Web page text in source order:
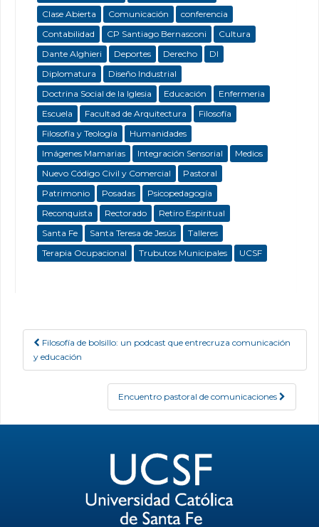
Clase Abierta
Comunicación
conferencia
Contabilidad
CP Santiago Bernasconi
Cultura
Dante Alghieri
Deportes Derecho
DI
Diplomatura
Diseño Industrial
Doctrina Social de la Iglesia
Educación
Enfermeria
Escuela
Facultad de Arquitectura
Filosofía
Filosofía y Teología
Humanidades
Imágenes Mamarias
Integración Sensorial
Medios
Nuevo Código Civil y Comercial
Pastoral
Patrimonio
Posadas
Psicopedagogía
Reconquista
Rectorado
Retiro Espiritual
Santa Fe
Santa Teresa de Jesús
Talleres
Terapia Ocupacional
Trubutos Municipales UCSF
Post navigation
Filosofía de bolsillo: un podcast que entrecruza comunicación
y educación
Encuentro pastoral de comunicaciones